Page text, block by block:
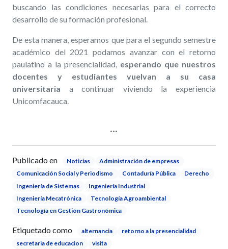
buscando las condiciones necesarias para el correcto
desarrollo de su formación profesional.
De esta manera, esperamos que para el segundo semestre
académico del 2021 podamos avanzar con el retorno
paulatino a la presencialidad, esperando que nuestros
docentes y estudiantes vuelvan a su casa
universitaria a continuar viviendo la experiencia
Unicomfacauca.
Publicado en Noticias
Administración de empresas
Comunicación Social y Periodismo
Contaduría Pública
Derecho
Ingeniería de Sistemas
Ingeniería Industrial
Ingeniería Mecatrónica
Tecnología Agroambiental
Tecnología en Gestión Gastronómica
Etiquetado como alternancia
retorno a la presencialidad
secretaria de educacion
visita